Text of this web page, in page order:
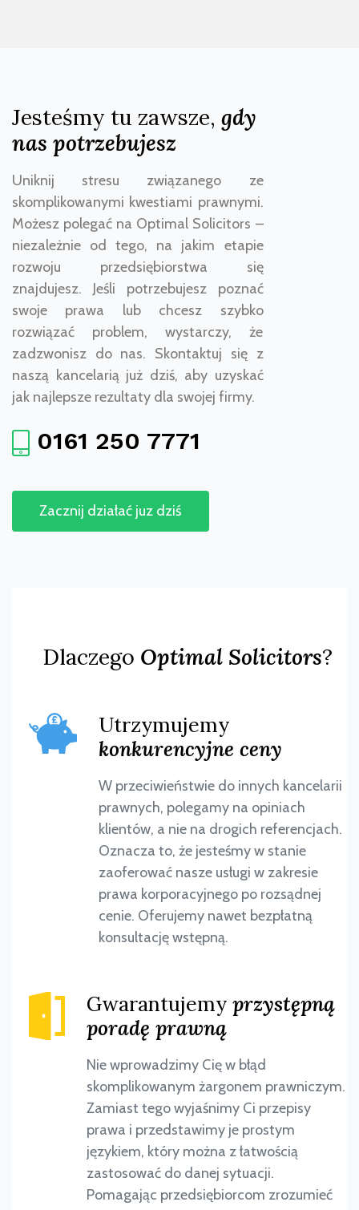
Jesteśmy tu zawsze, gdy
nas potrzebujesz
Uniknij stresu związanego ze
skomplikowanymi kwestiami prawnymi.
Możesz polegać na Optimal Solicitors –
niezależnie od tego, na jakim etapie
rozwoju przedsiębiorstwa się
znajdujesz. Jeśli potrzebujesz poznać
swoje prawa lub chcesz szybko
rozwiązać problem, wystarczy, że
zadzwonisz do nas. Skontaktuj się z
naszą kancelarią już dziś, aby uzyskać
jak najlepsze rezultaty dla swojej firmy.
0161 250 7771
Zacznij działać juz dziś
Dlaczego Optimal Solicitors?
Utrzymujemy
konkurencyjne ceny
W przeciwieństwie do innych kancelarii
prawnych, polegamy na opiniach
klientów, a nie na drogich referencjach.
Oznacza to, że jesteśmy w stanie
zaoferować nasze usługi w zakresie
prawa korporacyjnego po rozsądnej
cenie. Oferujemy nawet bezpłatną
konsultację wstępną.
Gwarantujemy przystępną
poradę prawną
Nie wprowadzimy Cię w błąd
skomplikowanym żargonem prawniczym.
Zamiast tego wyjaśnimy Ci przepisy
prawa i przedstawimy je prostym
językiem, który można z łatwością
zastosować do danej sytuacji.
Pomagając przedsiębiorcom zrozumieć